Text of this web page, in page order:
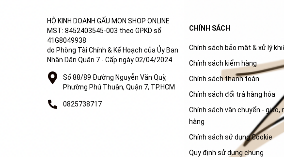
HỘ KINH DOANH GẤU MON SHOP ONLINE
MST: 8452403545-003 theo GPKD số
41G8049938
do Phòng Tài Chính & Kế Hoạch của Ủy Ban
Nhân Dân Quận 7 - Cấp ngày 02/04/2024
Số 88/89 Đường Nguyễn Văn Quỳ,
Phường Phú Thuận, Quận 7, TP.HCM
0825738717
CHÍNH SÁCH
Chính sách bảo mật & xử lý
Chính sách kiểm hàng
Chính sách thanh toán
Chính sách đổi trả hàng hóa
Chính sách vận chuyển - giao,
hàng
Chính sách sử dụng Cookie
Quy định sử dụng chung